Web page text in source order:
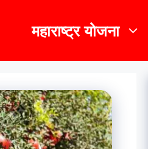
महाराष्ट्र योजना